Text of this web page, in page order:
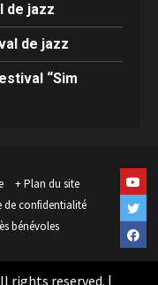
de jazz
de jazz
“Sim
Plan du site
de confidentialité
bénévoles
rights reserved. |